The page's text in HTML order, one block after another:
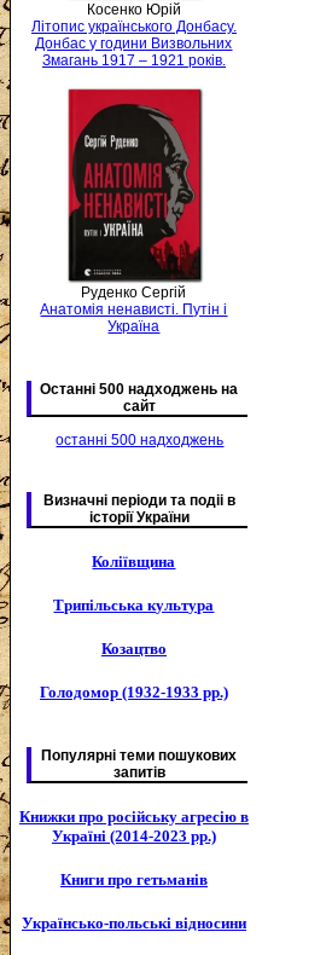
Косенко Юрій
Літопис українського Донбасу.
Донбас у години Визвольних
Змагань 1917 – 1921 років.
Руденко Сергій
Анатомія ненависті. Путін і
Україна
Останні 500 надходжень на
сайт
останні 500 надходжень
Визначні періоди та подіі в
історії України
Коліївщина
Трипільська культура
Козацтво
Голодомор (1932-1933 рр.)
Популярні теми пошукових
запитів
Книжки про російську агресію в
Україні (2014-2023 рр.)
Книги про гетьманів
Українсько-польські відносини